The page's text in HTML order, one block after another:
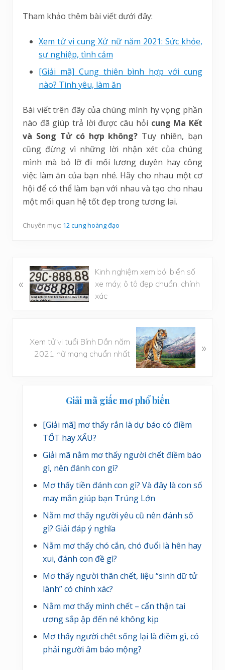
Tham khảo thêm bài viết dưới đây:
Xem tử vi cung Xử nữ năm 2021: Sức khỏe,
sự nghiệp, tình cảm
[Giải mã] Cung thiên bình hợp với cung
nào? Tình yêu, làm ăn
Bài viết trên đây của chúng mình hy vọng phần
nào đã giúp trả lời được câu hỏi cung Ma Kết
và Song Tử có hợp không? Tuy nhiên, bạn
cũng đừng vì những lời nhận xét của chúng
mình mà bỏ lỡ đi mối lương duyên hay công
việc làm ăn của bạn nhé. Hãy cho nhau một cơ
hội để có thể làm bạn với nhau và tạo cho nhau
một mối quan hệ tốt đẹp trong tương lai.
Chuyên mục: 12 cung hoàng đạo
à
«
Kinh nghiệm xem bói biển số
xe máy, ô tô đẹp chuẩn, chính
xác
Xem tử vi tuổi Bính Dần năm
2021 nữ mạng chuẩn nhất
»
SidebarGiải mã giấc mơ phổ biến
[Giải mã] mơ thấy rắn là dự báo có điềm
TỐT hay XẤU?
Giải mã nằm mơ thấy người chết điềm báo
gì, nên đánh con gì?
Mơ thấy tiền đánh con gì? Và đây là con số
may mắn giúp bạn Trúng Lớn
Nằm mơ thấy người yêu cũ nên đánh số
gì? Giải đáp ý nghĩa
Nằm mơ thấy chó cắn, chó đuổi là hên hay
xui, đánh con đề gì?
Mơ thấy người thân chết, liệu “sinh dữ tử
lành” có chính xác?
Nằm mơ thấy mình chết – cẩn thận tai
ương sắp ập đến né không kịp
Mơ thấy người chết sống lại là điềm gì, có
phải người âm báo mộng?